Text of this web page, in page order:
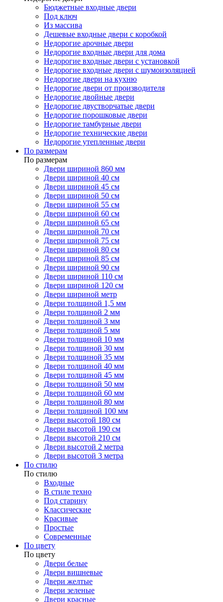
Бюджетные входные двери
Под ключ
Из массива
Дешевые входные двери с коробкой
Недорогие арочные двери
Недорогие входные двери для дома
Недорогие входные двери с установкой
Недорогие входные двери с шумоизоляцией
Недорогие двери на кухню
Недорогие двери от производителя
Недорогие двойные двери
Недорогие двустворчатые двери
Недорогие порошковые двери
Недорогие тамбурные двери
Недорогие технические двери
Недорогие утепленные двери
По размерам
По размерам
Двери шириной 860 мм
Двери шириной 40 см
Двери шириной 45 см
Двери шириной 50 см
Двери шириной 55 см
Двери шириной 60 см
Двери шириной 65 см
Двери шириной 70 см
Двери шириной 75 см
Двери шириной 80 см
Двери шириной 85 см
Двери шириной 90 см
Двери шириной 110 см
Двери шириной 120 см
Двери шириной метр
Двери толщиной 1,5 мм
Двери толщиной 2 мм
Двери толщиной 3 мм
Двери толщиной 5 мм
Двери толщиной 10 мм
Двери толщиной 30 мм
Двери толщиной 35 мм
Двери толщиной 40 мм
Двери толщиной 45 мм
Двери толщиной 50 мм
Двери толщиной 60 мм
Двери толщиной 80 мм
Двери толщиной 100 мм
Двери высотой 180 см
Двери высотой 190 см
Двери высотой 210 см
Двери высотой 2 метра
Двери высотой 3 метра
По стилю
По стилю
Входные
В стиле техно
Под старину
Классические
Красивые
Простые
Современные
По цвету
По цвету
Двери белые
Двери вишневые
Двери желтые
Двери зеленые
Двери красные